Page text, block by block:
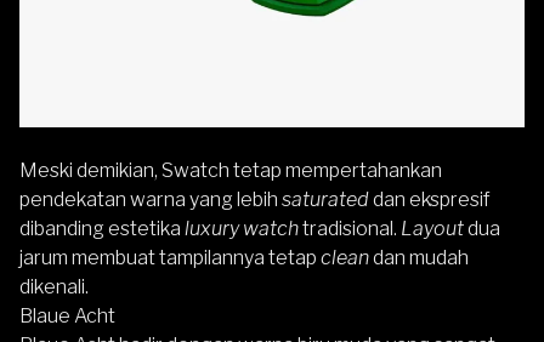
Meski demikian, Swatch tetap mempertahankan
pendekatan warna yang lebih saturateddan ekspresif
dibanding estetika luxury watchtradisional. Layoutdua
jarum membuat tampilannya tetap cleandan mudah
dikenali.
Blaue Acht